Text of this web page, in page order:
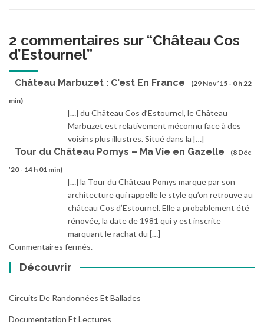
2 commentaires sur “Château Cos
d’Estournel”
Château Marbuzet : C'est En France
(29 Nov ’15 - 0 h 22
min)
[…] du Château Cos d’Estournel, le Château
Marbuzet est relativement méconnu face à des
voisins plus illustres. Situé dans la […]
Tour du Château Pomys – Ma Vie en Gazelle
(8 Déc
’20 - 14 h 01 min)
[…] la Tour du Château Pomys marque par son
architecture qui rappelle le style qu’on retrouve au
château Cos d’Estournel. Elle a probablement été
rénovée, la date de 1981 qui y est inscrite
marquant le rachat du […]
Commentaires fermés.
Découvrir
Circuits De Randonnées Et Ballades
Documentation Et Lectures